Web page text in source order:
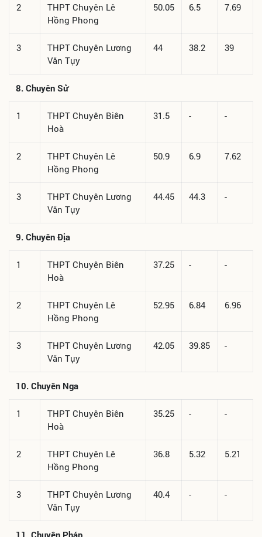
2
THPT Chuyên Lê
Hồng Phong
50.05 6.5 7.69
3
THPT Chuyên Lương
Văn Tụy
44 38.2 39
8. Chuyên Sử
1
THPT Chuyên Biên
Hoà
31.5 - -
2
THPT Chuyên Lê
Hồng Phong
50.9 6.9 7.62
3
THPT Chuyên Lương
Văn Tụy
44.45 44.3 -
9. Chuyên Địa
1
THPT Chuyên Biên
Hoà
37.25 - -
2
THPT Chuyên Lê
Hồng Phong
52.95 6.84 6.96
3
THPT Chuyên Lương
Văn Tụy
42.05 39.85 -
10. Chuyên Nga
1
THPT Chuyên Biên
Hoà
35.25 - -
2
THPT Chuyên Lê
Hồng Phong
36.8 5.32 5.21
3
THPT Chuyên Lương
Văn Tụy
40.4 - -
11. Chuyên Pháp